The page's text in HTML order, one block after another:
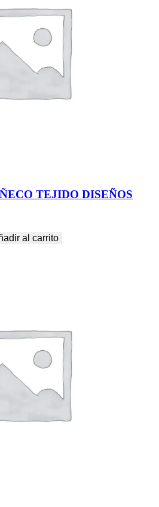
TEJIDO DISEÑOS
al carrito